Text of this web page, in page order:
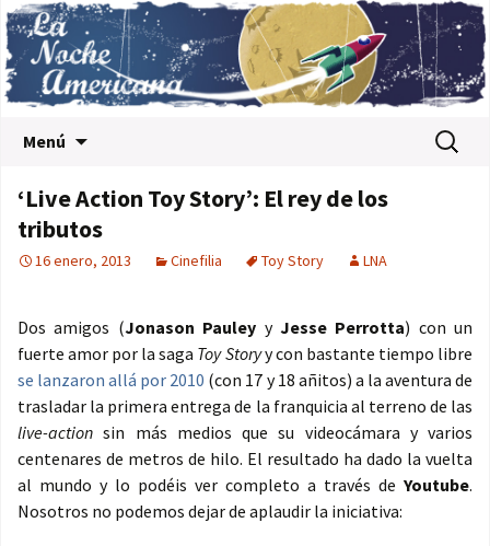
Menú Buscar:
‘Live Action Toy Story’: El rey de los
tributos
16 enero, 2013 Cinefilia Toy Story LNA
Dos amigos (Jonason Pauley y Jesse Perrotta) con un
fuerte amor por la saga Toy Storyy con bastante tiempo libre
se lanzaron allá por 2010 (con 17 y 18 añitos) a la aventura de
trasladar la primera entrega de la franquicia al terreno de las
live-action sin más medios que su videocámara y varios
centenares de metros de hilo. El resultado ha dado la vuelta
al mundo y lo podéis ver completo a través de Youtube.
Nosotros no podemos dejar de aplaudir la iniciativa: